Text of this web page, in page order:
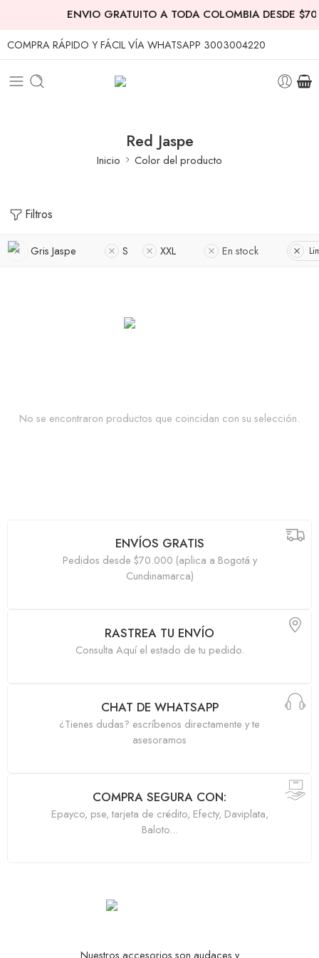
ENVIO GRATUITO A TODA COLOMBIA DESDE
COMPRA RÁPIDO Y FÁCIL VÍA WHATSAPP 3003004220
Red Jaspe
Inicio Color del producto
Filtros
Gris Jaspe S XXL En stock
No se encontraron productos que coincidan con su selección.
ENVÍOS GRATIS
Pedidos desde $70.000 (aplica a Bogotá y
Cundinamarca)
RASTREA TU ENVÍO
Consulta Aquí el estado de tu pedido.
CHAT DE WHATSAPP
¿Tienes dudas? escríbenos directamente y te
asesoramos
COMPRA SEGURA CON:
Epayco, pse, tarjeta de crédito, Efecty, Daviplata,
Baloto...
Nuestros accesorios son audaces y